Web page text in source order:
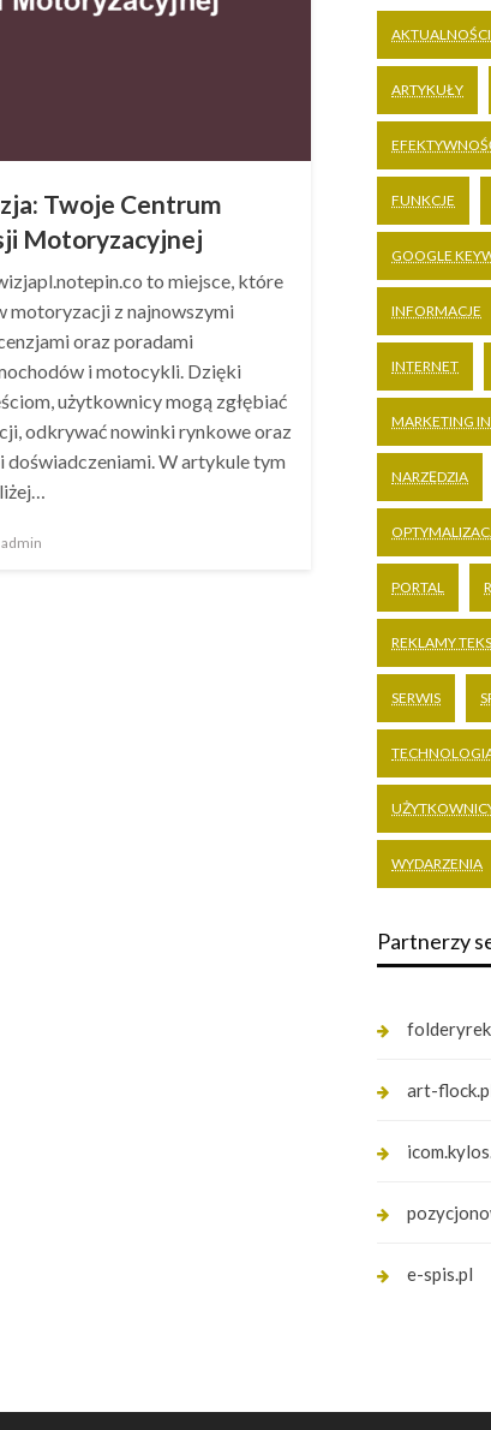
Twoje Centrum
Motoryzacyjnej
to miejsce, które
motoryzacji z najnowszymi
oraz poradami
i motocykli. Dzięki
użytkownicy mogą zgłębiać
odkrywać nowinki rynkowe oraz
doświadczeniami. W artykule tym
admin
AKTUALNOŚCI
ARTYKUŁY
FUNKCJE
GOOGLE
INFORMACJE
INTERNET
MARKETING
NARZĘDZIA
PORTAL
REKLAMY
SERWIS
WYDARZENIA
Partnerzy
art-
e-spis.pl